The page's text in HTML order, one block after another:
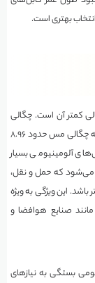
بهتری است.
کمتر آن است. چگالی
آلومینیوم حدود ۲.۷ گرم بر سانتی‌متر مکعب است، در حالی که چگالی مس حدود ۸.۹۶
آلومینیومی بسیار
می‌شود که حمل و نقل،
این ویژگی به ویژه
صنایع هوافضا و
بستگی به نیازهای